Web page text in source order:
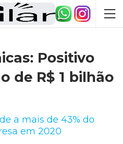
Positivo
de R$ 1 bilhão
a mais de 43% do
em 2020